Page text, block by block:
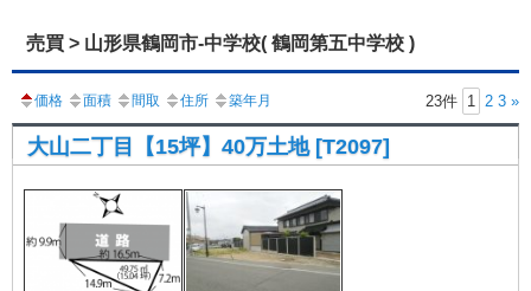
売買 > 山形県鶴岡市-中学校( 鶴岡第五中学校 )
価格 面積 間取 住所 築年月 23件 1 2 3 »
大山二丁目【15坪】40万土地 [T2097]